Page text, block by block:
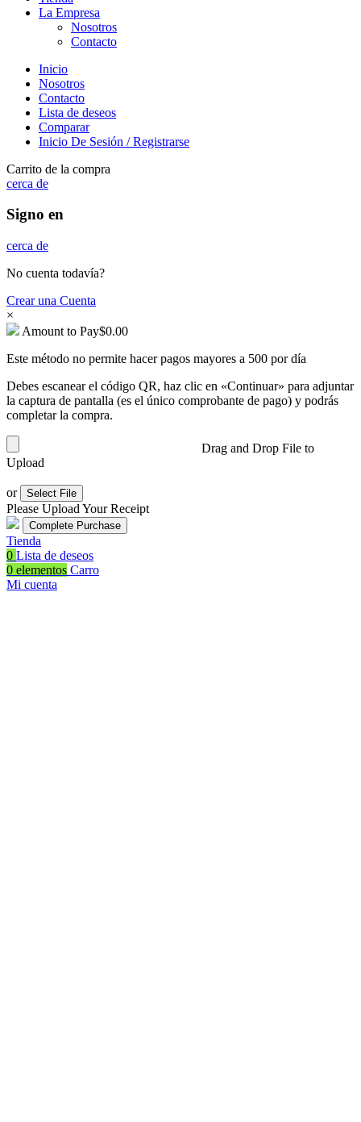
La Empresa
Nosotros
Contacto
Inicio
Nosotros
Contacto
Lista de deseos
Comparar
Inicio De Sesión / Registrarse
Carrito de la compra
cerca de
Signo en
cerca de
No cuenta todavía?
Crear una Cuenta
×
Amount to Pay$0.00
Este método no permite hacer pagos mayores a 500 por día
Debes escanear el código QR, haz clic en «Continuar» para adjuntar
la captura de pantalla (es el único comprobante de pago) y podrás
completar la compra.
Drag and Drop File to
Upload
or Select File
Please Upload Your Receipt
Tienda
0 Lista de deseos
0 elementos Carro
Mi cuenta